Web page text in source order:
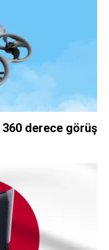
derece görüş